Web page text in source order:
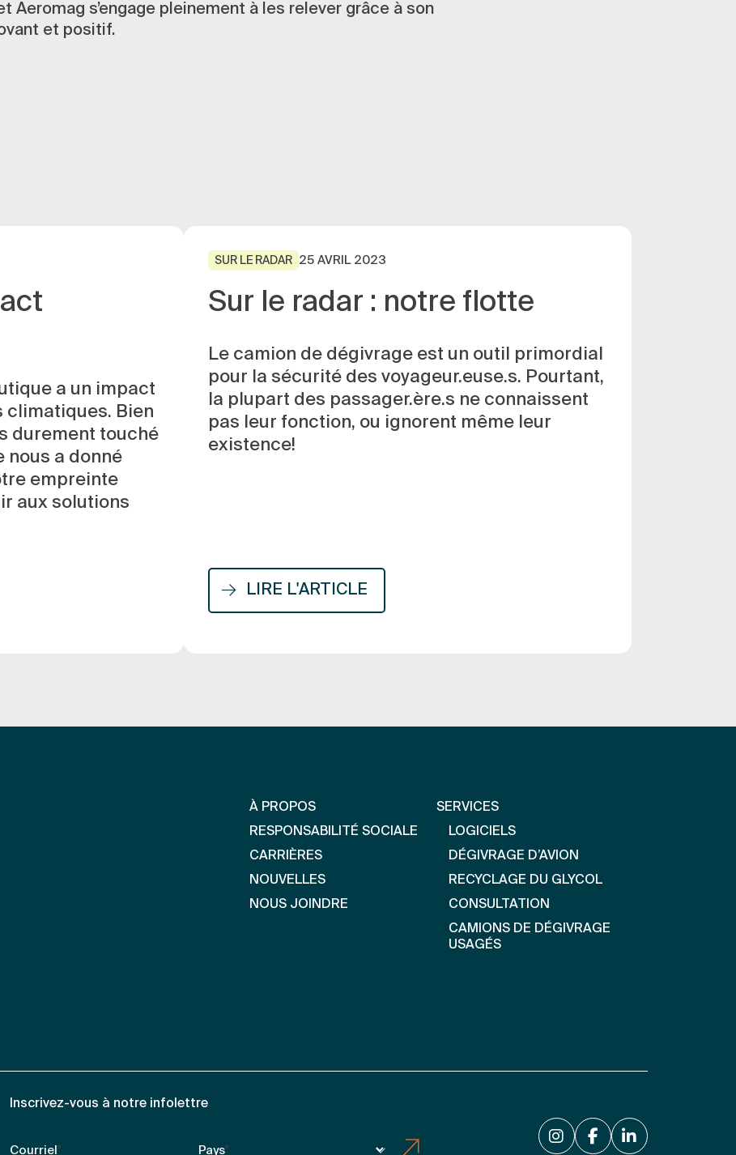
Aeromag s’engage pleinement à les relever grâce à son
et positif.
a un impact
climatiques. Bien
durement touché
nous a donné
empreinte
aux solutions
SUR LE RADAR 25 AVRIL 2023
Sur le radar : notre flotte
Le camion de dégivrage est un outil primordial
pour la sécurité des voyageur.euse.s. Pourtant,
la plupart des passager.ère.s ne connaissent
pas leur fonction, ou ignorent même leur
existence!
LIRE L'ARTICLE
À PROPOS
RESPONSABILITÉ SOCIALE
CARRIÈRES
NOUVELLES
NOUS JOINDRE
SERVICES
LOGICIELS
DÉGIVRAGE D’AVION
RECYCLAGE DU GLYCOL
CONSULTATION
CAMIONS DE DÉGIVRAGE
USAGÉS
Inscrivez-vous à notre infolettre
Courriel * Pays*